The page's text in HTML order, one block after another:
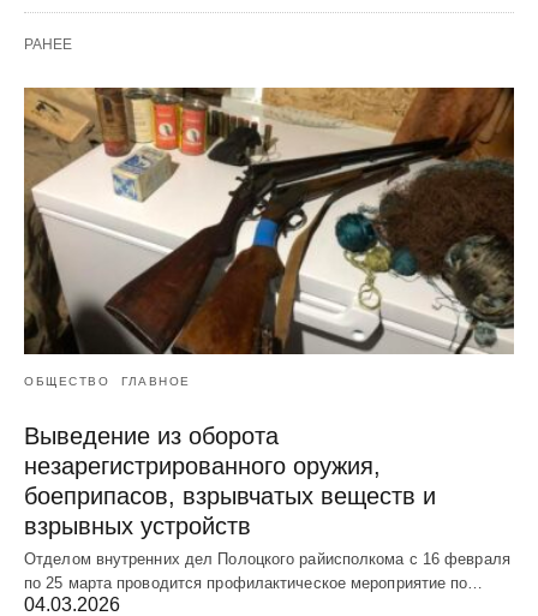
РАНЕЕ
ОБЩЕСТВО ГЛАВНОЕ
Выведение из оборота
незарегистрированного оружия,
боеприпасов, взрывчатых веществ и
взрывных устройств
Отделом внутренних дел Полоцкого райисполкома с 16 февраля
по 25 марта проводится профилактическое мероприятие по…
04.03.2026